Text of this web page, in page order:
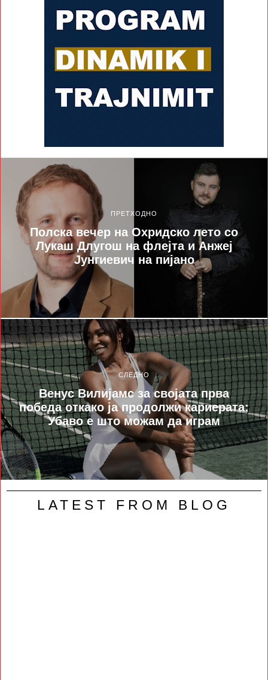
ПРЕТХОДНО
Полска вечер на Охридско лето со
Лукаш Длугош на флејта и Анжеј
Јунгиевич на пијано
СЛЕДНО
Венус Вилијамс за својата прва
победа откако ја продолжи кариерата:
Убаво е што можам да играм
LATEST FROM BLOG